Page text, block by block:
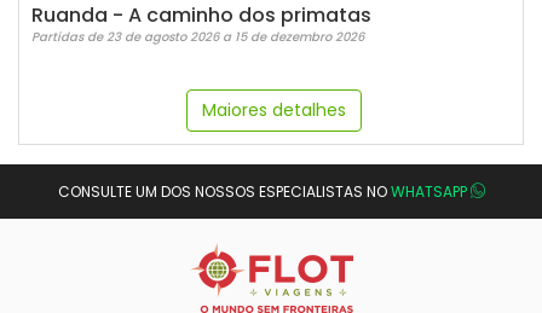
Ruanda - A caminho dos primatas
Partidas de 23 de agosto 2026 a 15 de dezembro 2026
Maiores detalhes
CONSULTE UM DOS NOSSOS ESPECIALISTAS NOWHATSAPP